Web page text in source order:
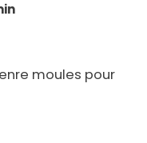
moules pour